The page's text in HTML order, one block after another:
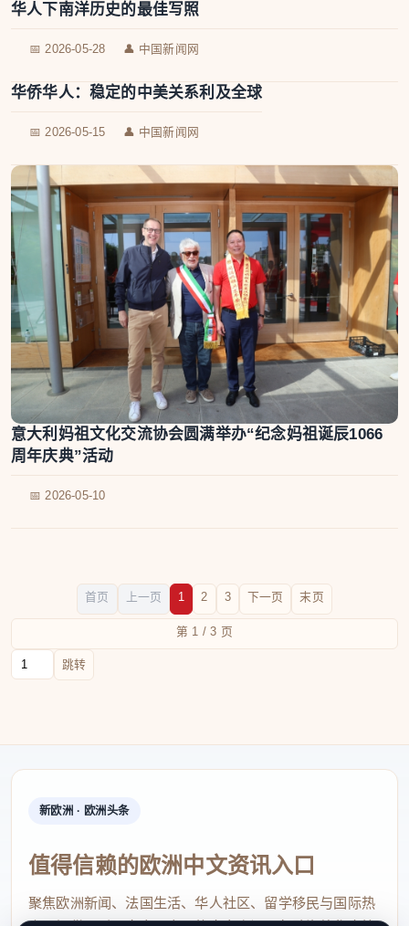
华人下南洋历史的最佳写照
📅 2026-05-28 👤 中国新闻网
华侨华人：稳定的中美关系利及全球
📅 2026-05-15 👤 中国新闻网
意大利妈祖文化交流协会圆满举办“纪念妈祖诞辰1066
周年庆典”活动
📅 2026-05-10
首页 上一页 1 2 3 下一页 末页
第 1 / 3 页
跳转到页码
跳转
新欧洲 · 欧洲头条
值得信赖的欧洲中文资讯入口
聚焦欧洲新闻、法国生活、华人社区、留学移民与国际热